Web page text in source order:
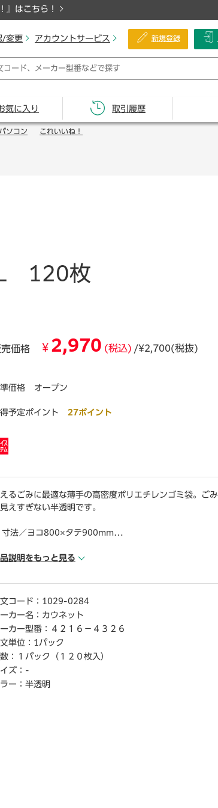
』はこちら！
/変更 アカウントサービス 新規登録
気に入り 取引履歴
ソコン これいいね！
120枚
売価格 ¥ 2,970 (税込) /¥2,700(税抜)
価格 オープン
予定ポイント 27ポイント
るごみに最適な薄手の高密度ポリエチレンゴミ袋。ごみ
えすぎない半透明です。
法／ヨコ800×タテ900mm
ラ―／半透明
質／高密度ポリエチレン
位（入数）／1パック（120枚入）
パック単位でお申し込みください。
―カ―の都合によりパッケ―ジが予告なく変更される場
あります。
の商品は、製造上、寸法・厚さに若干のバラつきがある
がございます。
説明をもっと見る
コード： 1029-0284
カー名： カウネット
カー型番：
４２１６－４３２６
単位： 1パック
：
１パック（１２０枚入）
ズ： -
ー： 半透明